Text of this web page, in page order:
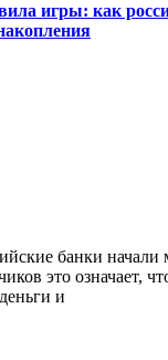
игры: как
банки начали
это означает,
и